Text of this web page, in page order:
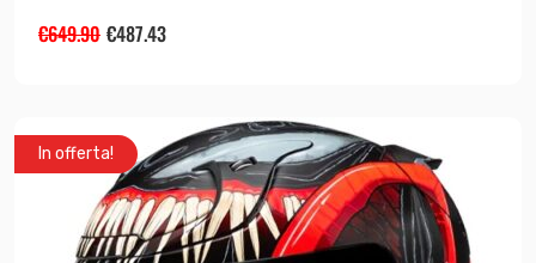
€649.90 €487.43
In offerta!